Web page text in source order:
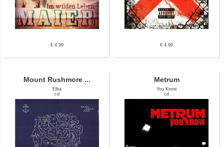
€ 4.99 € 4.99
Mount Rushmore ...
Elba
cd
Metrum
You Know
cd